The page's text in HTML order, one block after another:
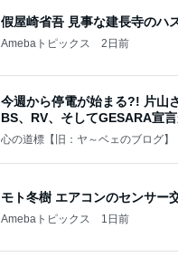
假屋崎省吾 見事な建長寺のハ
Amebaトピックス 2日前
今週から停電が始まる?! 片山
BS、RV、そしてGESARA宣
心の道標【旧：ヤ～ベェのブログ】
モト冬樹 エアコンのセンサー
Amebaトピックス 1日前